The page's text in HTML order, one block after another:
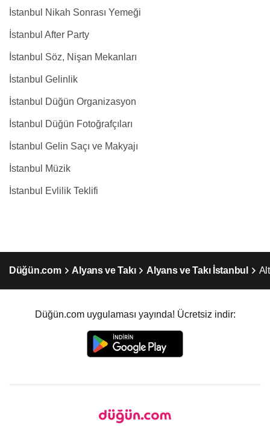
İstanbul Nikah Sonrası Yemeği
İstanbul After Party
İstanbul Söz, Nişan Mekanları
İstanbul Gelinlik
İstanbul Düğün Organizasyon
İstanbul Düğün Fotoğrafçıları
İstanbul Gelin Saçı ve Makyajı
İstanbul Müzik
İstanbul Evlilik Teklifi
Düğün.com Alyans ve Takı Alyans ve Takı İstanbul
Düğün.com uygulaması yayında! Ücretsiz indir: